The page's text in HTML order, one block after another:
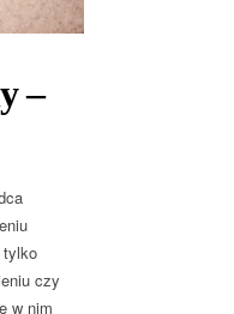
–
tylko
czy
w nim